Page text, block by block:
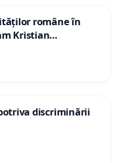
române în
Kristian
în Danemarca de
discriminării